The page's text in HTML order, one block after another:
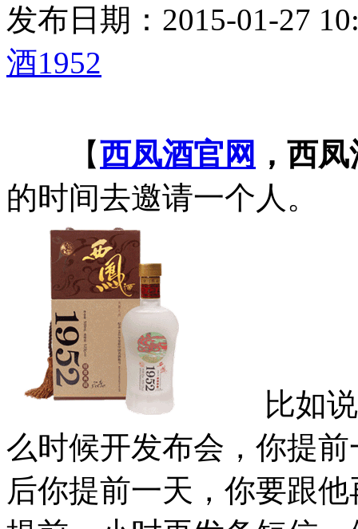
发布日期：2015-01-27
酒1952
【西凤酒官网 ，西
的时间去邀请一个人。
比如说
么时候开发布会，你提
后你提前一天，你要跟